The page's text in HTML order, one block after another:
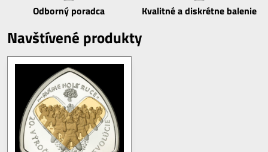
Odborný poradca Kvalitné a diskrétne balenie
Navštívené produkty